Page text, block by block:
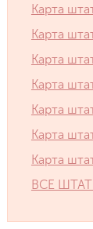
Карта
Карта
Карта
Карта
Карта
Карта
Карта
ВСЕ